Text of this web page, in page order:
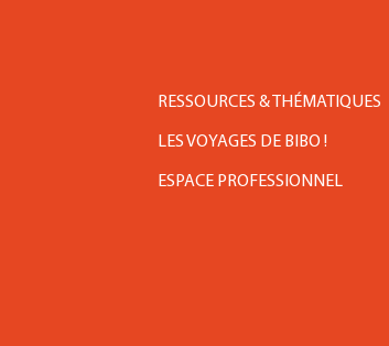
RESSOURCES & THÉMATIQUES
LES VOYAGES DE BIBO !
ESPACE PROFESSIONNEL